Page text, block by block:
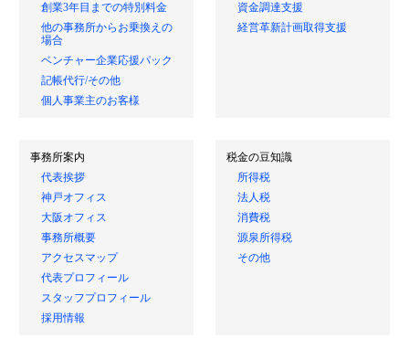
創業3年目までの特別料金
他の事務所からお乗換えの
場合
ベンチャー企業応援パック
記帳代行/その他
個人事業主のお客様
資金調達支援
経営革新計画取得支援
事務所案内
代表挨拶
神戸オフィス
大阪オフィス
事務所概要
アクセスマップ
代表プロフィール
スタッフプロフィール
採用情報
税金の豆知識
所得税
法人税
消費税
源泉所得税
その他